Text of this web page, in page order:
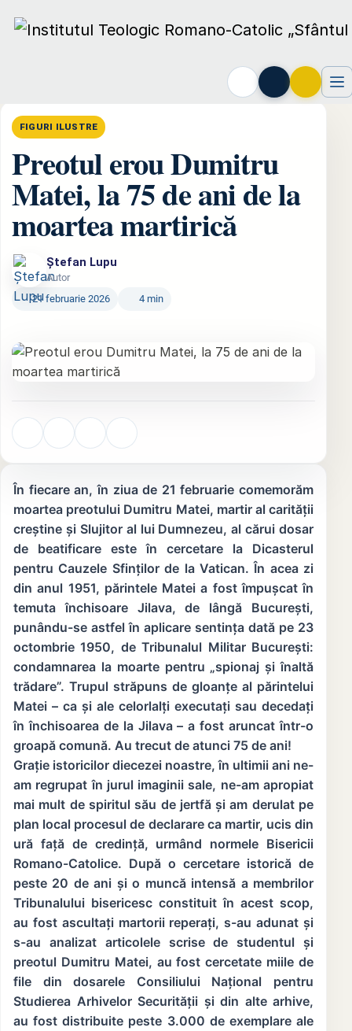
Preotul erou Dumitru Matei, la
FIGURI ILUSTRE
Preotul erou Dumitru
Matei, la 75 de ani de la
moartea martirică
Ștefan Lupu
Autor
21 februarie 2026
4 min
În fiecare an, în ziua de 21 februarie comemorăm
moartea preotului Dumitru Matei, martir al carității
creștine și Slujitor al lui Dumnezeu, al cărui dosar
de beatificare este în cercetare la Dicasterul
pentru Cauzele Sfinților de la Vatican. În acea zi
din anul 1951, părintele Matei a fost împușcat în
temuta închisoare Jilava, de lângă București,
punându-se astfel în aplicare sentința dată pe 23
octombrie 1950, de Tribunalul Militar București:
condamnarea la moarte pentru „spionaj și înaltă
trădare”. Trupul străpuns de gloanțe al părintelui
Matei – ca și ale celorlalți executați sau decedați
în închisoarea de la Jilava – a fost aruncat într-o
groapă comună. Au trecut de atunci 75 de ani!
Grație istoricilor diecezei noastre, în ultimii ani ne-
am regrupat în jurul imaginii sale, ne-am apropiat
mai mult de spiritul său de jertfă și am derulat pe
plan local procesul de declarare ca martir, ucis din
ură față de credință, urmând normele Bisericii
Romano-Catolice. După o cercetare istorică de
peste 20 de ani și o muncă intensă a membrilor
Tribunalului bisericesc constituit în acest scop,
au fost ascultați martorii reperați, s-au adunat și
s-au analizat articolele scrise de studentul și
preotul Dumitru Matei, au fost cercetate miile de
file din dosarele Consiliului Național pentru
Studierea Arhivelor Securității și din alte arhive,
au fost distribuite peste 3.000 de exemplare ale